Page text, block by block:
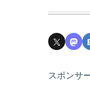
スポンサ